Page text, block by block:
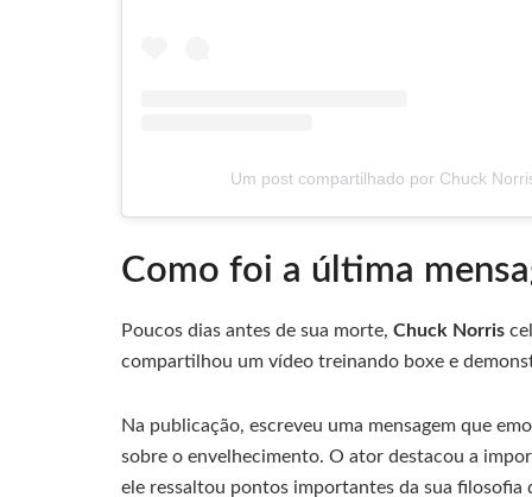
Um post compartilhado por Chuck
Como foi a última
Poucos dias antes de sua morte, Chuck Norris
compartilhou um vídeo treinando boxe e
Na publicação, escreveu uma mensagem que
sobre o envelhecimento. O ator destacou a
ele ressaltou pontos importantes da sua filosofia